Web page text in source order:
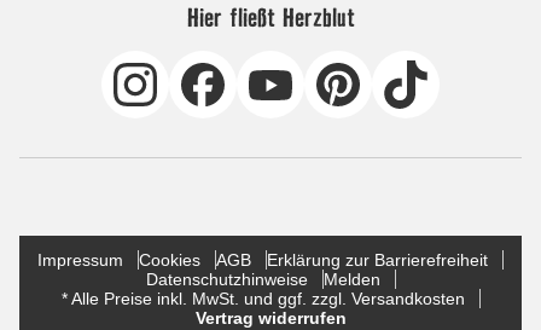
Hier fließt Herzblut
Impressum Cookies AGB
Erklärung zur Barrierefreiheit
Datenschutzhinweise
Melden
* Alle Preise inkl. MwSt. und ggf. zzgl. Versandkosten
Vertrag widerrufen